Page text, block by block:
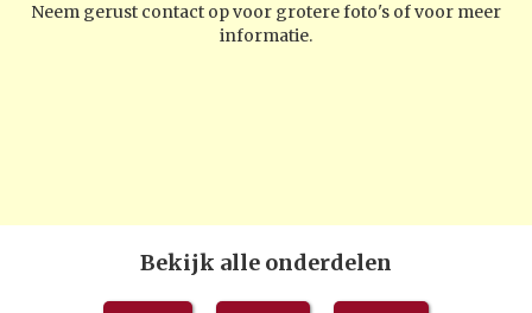
Neem gerust contact op voor grotere foto's of voor meer
informatie.
Bekijk alle onderdelen